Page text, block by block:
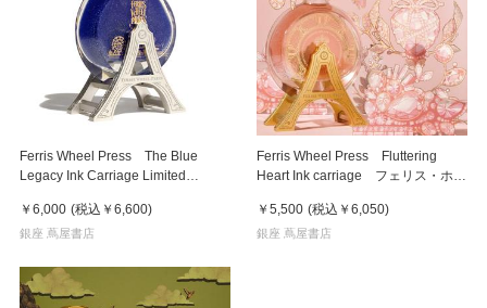
Ferris Wheel Press The Blue
Legacy Ink Carriage Limited
レス インク・キャリッジ
￥6,000 (税込 ￥6,600)
銀座 蔦屋書店
Ferris Wheel Press Fluttering
Heart Ink carriage フェリス・ホイ
￥5,500 (税込 ￥6,050)
銀座 蔦屋書店